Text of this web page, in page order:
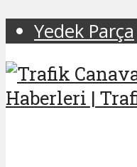
Yedek Parça